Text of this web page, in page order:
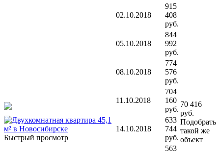
Быстрый просмотр
02.10.2018
915
408
руб.
05.10.2018
844
992
руб.
08.10.2018
774
576
руб.
11.10.2018
704
160
руб.
14.10.2018
633
744
руб.
563
70 416
руб.
Подобрать
такой же
объект